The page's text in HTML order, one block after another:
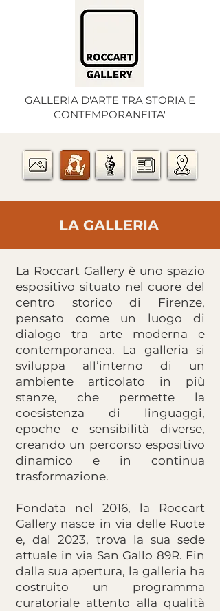
GALLERIA D'ARTE TRA STORIA E
CONTEMPORANEITA'
LA GALLERIA
La Roccart Gallery è uno spazio
espositivo situato nel cuore del
centro storico di Firenze,
pensato come un luogo di
dialogo tra arte moderna e
contemporanea. La galleria si
sviluppa all’interno di un
ambiente articolato in più
stanze, che permette la
coesistenza di linguaggi,
epoche e sensibilità diverse,
creando un percorso espositivo
dinamico e in continua
trasformazione.
Fondata nel 2016, la Roccart
Gallery nasce in via delle Ruote
e, dal 2023, trova la sua sede
attuale in via San Gallo 89R. Fin
dalla sua apertura, la galleria ha
costruito un programma
curatoriale attento alla qualità